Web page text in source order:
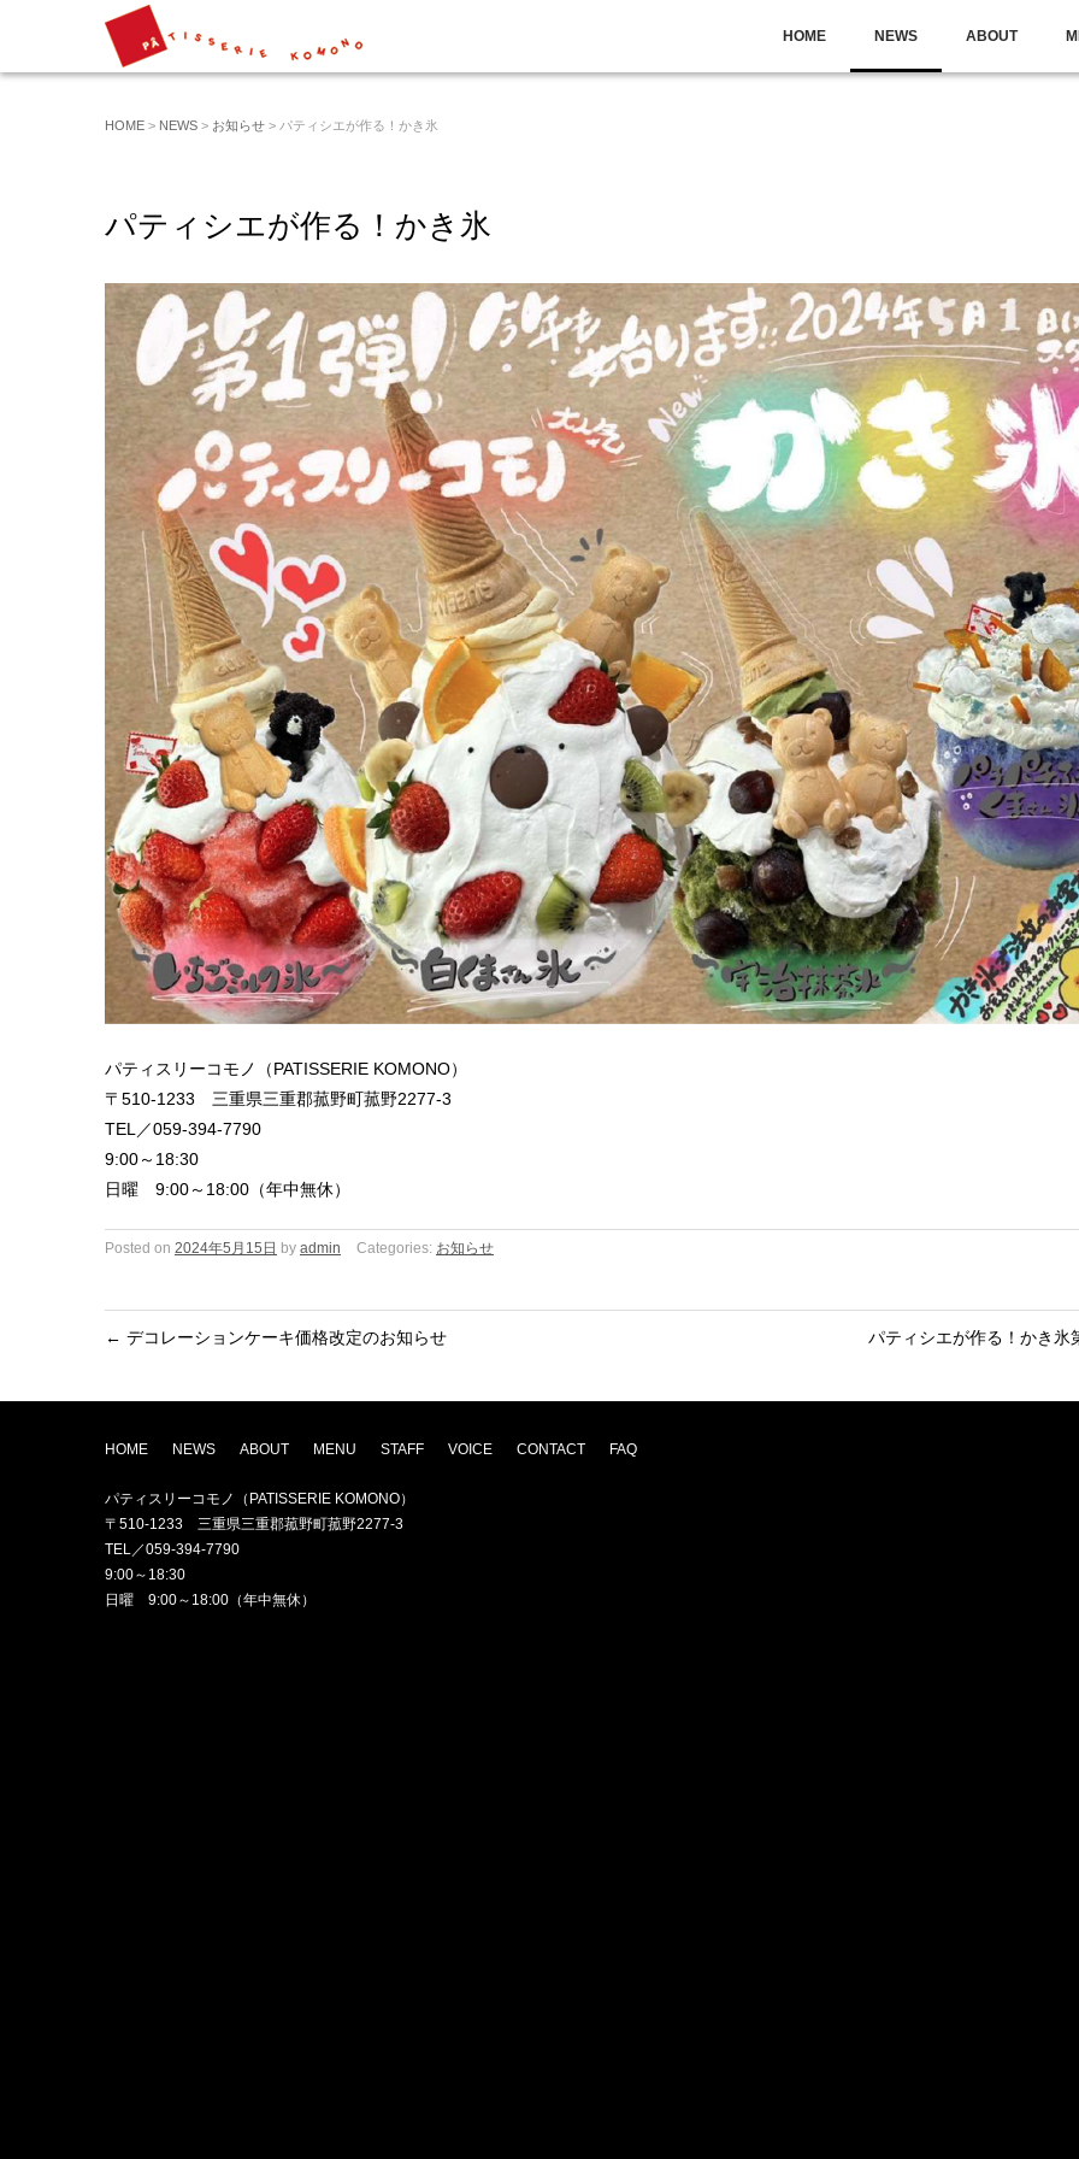
HOME NEWS ABOUT
HOME > NEWS > お知らせ > パティシエが作る！かき氷
パティシエが作る！かき氷
パティスリーコモノ（PATISSERIE KOMONO）
〒510-1233 三重県三重郡菰野町菰野2277-3
TEL／059-394-7790
9:00～18:30
日曜 9:00～18:00（年中無休）
Posted on 2024年5月15日 by admin Categories: お知らせ
← デコレーションケーキ価格改定のお知らせ パティシエが作る！かき
HOME NEWS ABOUT MENU STAFF VOICE CONTACT FAQ
パティスリーコモノ（PATISSERIE KOMONO）
〒510-1233 三重県三重郡菰野町菰野2277-3
TEL／059-394-7790
9:00～18:30
日曜 9:00～18:00（年中無休）